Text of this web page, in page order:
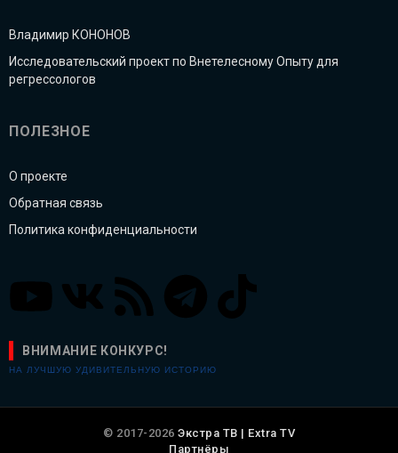
Владимир КОНОНОВ
Исследовательский проект по Внетелесному Опыту для
регрессологов
ПОЛЕЗНОЕ
О проекте
Обратная связь
Политика конфиденциальности
ВНИМАНИЕ КОНКУРС!
НА ЛУЧШУЮ УДИВИТЕЛЬНУЮ ИСТОРИЮ
© 2017-2026 Экстра ТВ | Extra TV
Партнёры